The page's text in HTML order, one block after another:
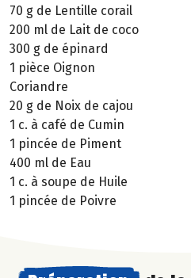
70 g de Lentille corail
200 ml de Lait de coco
300 g de épinard
1 pièce Oignon
Coriandre
20 g de Noix de cajou
1 c. à café de Cumin
1 pincée de Piment
400 ml de Eau
1 c. à soupe de Huile
1 pincée de Poivre